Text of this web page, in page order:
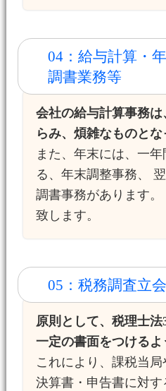
04：給与計算・
調書業務等
会社の給与計算事務
らみ、煩雑なものとな
また、年末には、一
る、年末調整事務、
調書事務があります
致します。
05：税務調査立
原則として、税理士
一定の書面をつけるよ
これにより、課税当
決算書・申告書に対